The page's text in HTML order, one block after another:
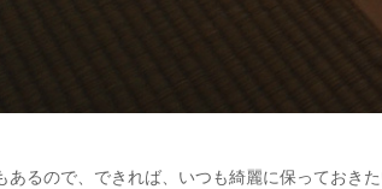
るので、できれば、いつも綺麗に保っておき